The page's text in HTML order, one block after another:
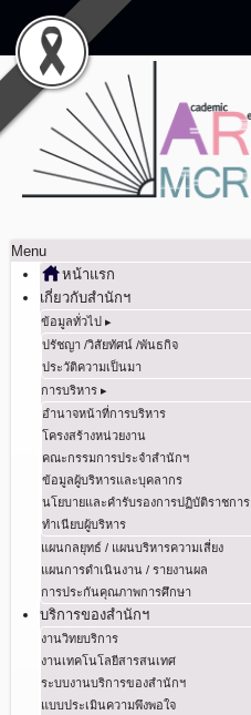
Menu
หน้าแรก
เกี่ยวกับสำนักฯ
ข้อมูลทั่วไป ▸
ปรัชญา /วิสัยทัศน์ /พันธกิจ
ประวัติความเป็นมา
การบริหาร ▸
อำนาจหน้าที่การบริหาร
โครงสร้างหน่วยงาน
คณะกรรมการประจำสำนักฯ
ข้อมูลผู้บริหารและบุคลากร
นโยบายและคำรับรองการปฏิบัติราชการ
ทำเนียบผู้บริหาร
แผนกลยุทธ์ / แผนบริหารความเสี่ยง
แผนการดำเนินงาน / รายงานผล
การประกันคุณภาพการศึกษา
บริการของสำนักฯ
งานวิทยบริการ
งานเทคโนโลยีสารสนเทศ
ระบบงานบริการของสำนักฯ
แบบประเมินความพึงพอใจ